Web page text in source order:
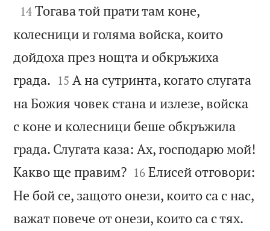

14 Тогава той прати там коне,
колесници и голяма войска, които
дойдоха през нощта и обкръжиха
града. 

15 А на сутринта, когато слугата
на Божия човек стана и излезе, войска
с коне и колесници беше обкръжила
града. Слугата каза: Ах, господарю мой!
Какво ще правим?
16 Елисей отговори:
Не бой се, защото онези, които са с нас,
важат повече от онези, които са с тях.